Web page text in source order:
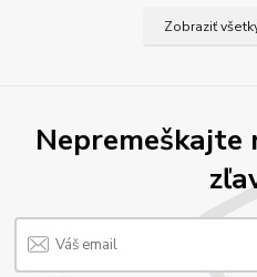
Zobraziť
Nepremeškajte